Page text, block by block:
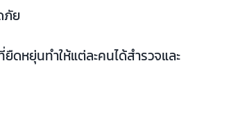
ภัย
หยุ่นทำให้แต่ละคนได้สำรวจและ